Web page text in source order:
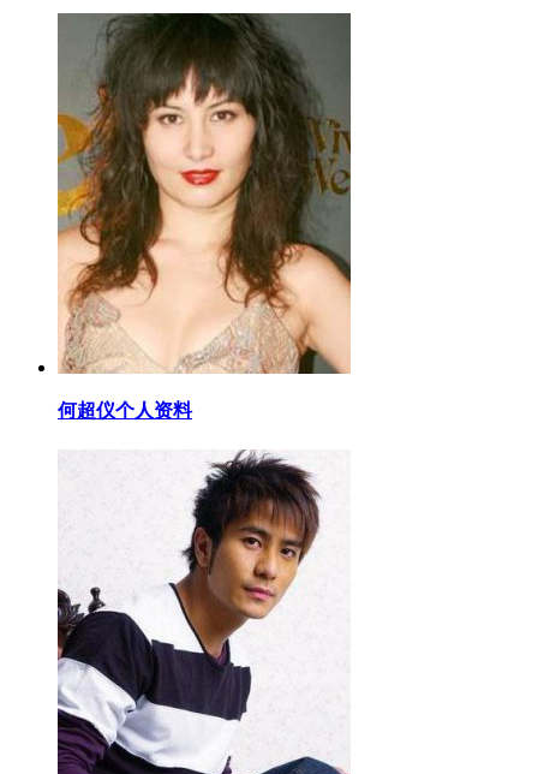
​何超仪个人资料